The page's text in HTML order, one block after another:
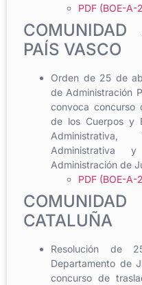
PDF (BOE-A-
COMUNIDAD
PAÍS VASCO
Orden de 25 de
de Administración
convoca concurso
de los Cuerpos y
Administración de
PDF (BOE-A-
CATALUÑA
Resolución de
Departamento de
concurso de